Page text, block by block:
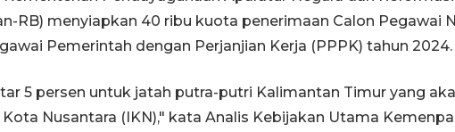
RB) menyiapkan 40 ribu kuota penerimaan Calon Pegawai
Pemerintah dengan Perjanjian Kerja (PPPK) tahun 2024.
5 persen untuk jatah putra-putri Kalimantan Timur yang
Nusantara (IKN)," kata Analis Kebijakan Utama